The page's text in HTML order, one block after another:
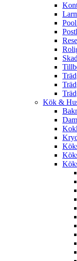
Kök &